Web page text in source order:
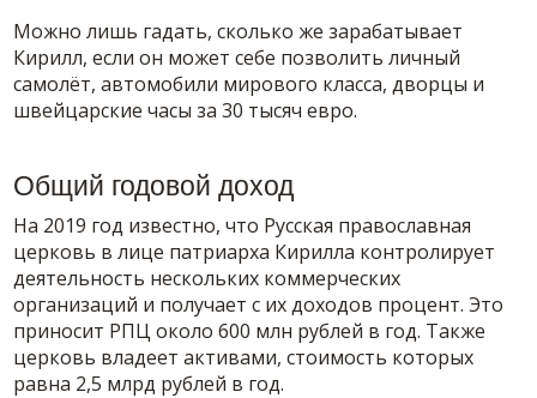
Можно лишь гадать, сколько же зарабатывает
Кирилл, если он может себе позволить личный
самолёт, автомобили мирового класса, дворцы и
швейцарские часы за 30 тысяч евро.
Общий годовой доход
На 2019 год известно, что Русская православная
церковь в лице патриарха Кирилла контролирует
деятельность нескольких коммерческих
организаций и получает с их доходов процент. Это
приносит РПЦ около 600 млн рублей в год. Также
церковь владеет активами, стоимость которых
равна 2,5 млрд рублей в год.